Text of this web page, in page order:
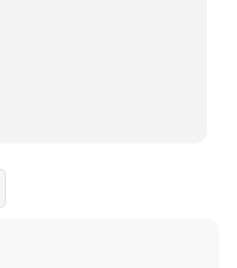
и зарабатывайт